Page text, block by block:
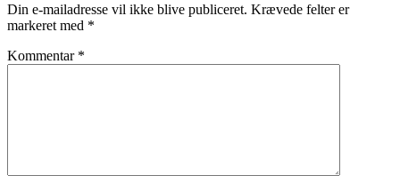
Din e-mailadresse vil ikke blive publiceret. Krævede felter er
markeret med *
Kommentar *